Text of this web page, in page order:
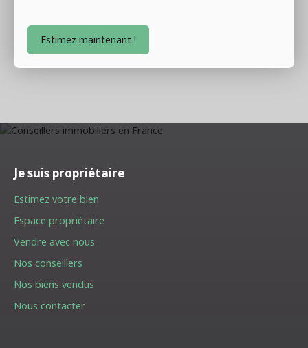
Estimez maintenant !
Je suis propriétaire
Estimez votre bien
Espace propriétaire
Vendre avec nous
Nos conseillers
Nos biens vendus
Nous contacter